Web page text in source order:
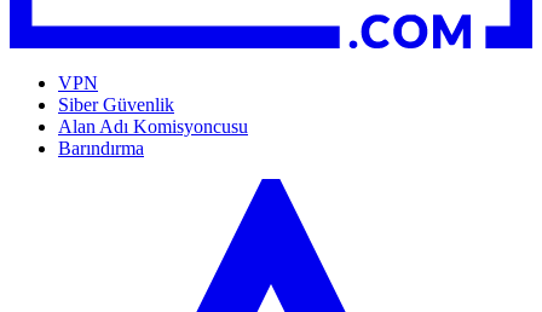
VPN
Siber Güvenlik
Alan Adı Komisyoncusu
Barındırma